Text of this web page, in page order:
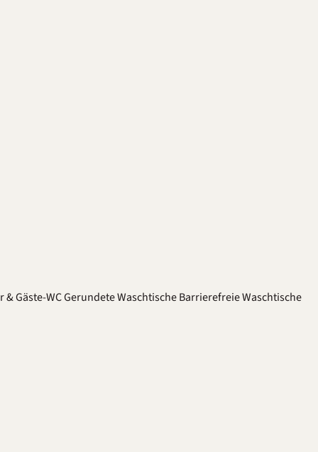
& Gäste-WCGerundete WaschtischeBarrierefreie Waschtische